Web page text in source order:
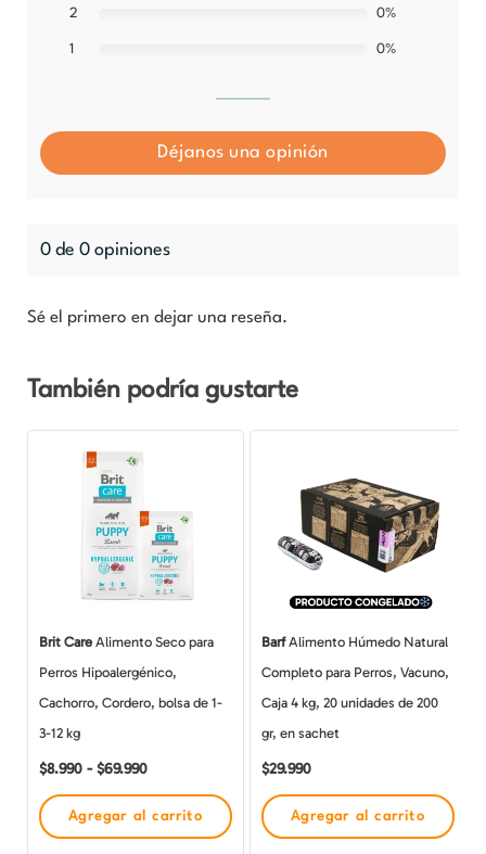
2 0%
1 0%
Déjanos una opinión
0 de 0 opiniones
Sé el primero en dejar una reseña.
También podría gustarte
Brit CareAlimento Seco para
Perros Hipoalergénico,
Cachorro, Cordero, bolsa de 1-
3-12 kg
$8.990 - $69.990
$8.990
hasta
$69.990
Agregar al carrito
múltiples
variantes.
Las
la
página
de
BarfAlimento Húmedo Natural
Completo para Perros, Vacuno,
Caja 4 kg, 20 unidades de 200
gr, en sachet
$29.990
Agregar al carrito